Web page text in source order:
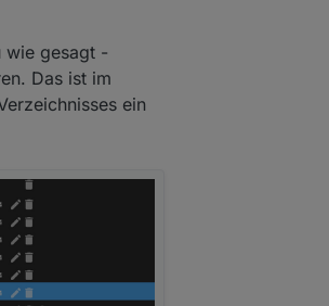
wie gesagt -
Das ist im
ein